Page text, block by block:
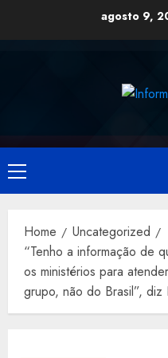
agosto 9,
Primary
Menu
Home
Uncategorized
“Tenho a informação de
os ministérios para
grupo, não do Brasil”, diz